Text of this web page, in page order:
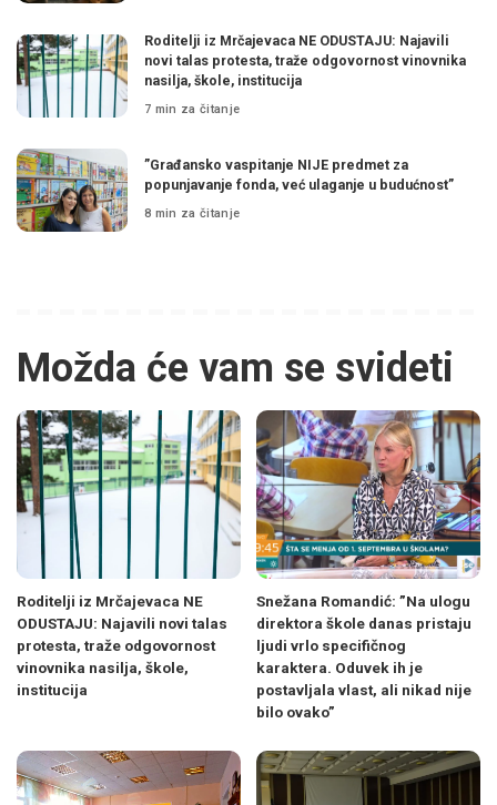
Roditelji iz Mrčajevaca NE ODUSTAJU: Najavili
novi talas protesta, traže odgovornost vinovnika
nasilja, škole, institucija
7 min za čitanje
”Građansko vaspitanje NIJE predmet za
popunjavanje fonda, već ulaganje u budućnost”
8 min za čitanje
Možda će vam se svideti
Roditelji iz Mrčajevaca NE
ODUSTAJU: Najavili novi talas
protesta, traže odgovornost
vinovnika nasilja, škole,
institucija
Snežana Romandić: ”Na ulogu
direktora škole danas pristaju
ljudi vrlo specifičnog
karaktera. Oduvek ih je
postavljala vlast, ali nikad nije
bilo ovako”